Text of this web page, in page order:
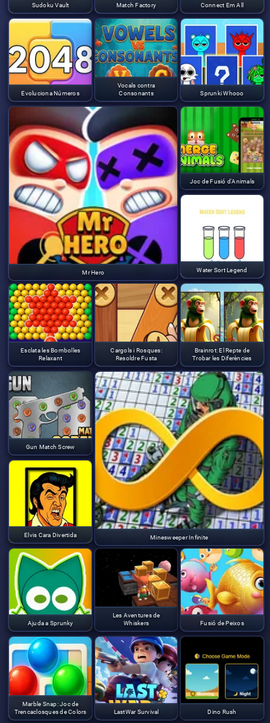
Sudoku Vault Match Factory Connect Em All
Evoluciona Números
Vocals contra
Consonants
Mr Hero
Sprunki Whooo
Joc de Fusió d'Animals
Water Sort Legend
Esclata les Bombolles
Relaxant
Cargols i Rosques:
Resoldre Fusta
Brainrot: El Repte de
Trobar les Diferències
Gun Match Screw
Minesweeper Infinite
Elvis Cara Divertida
Ajuda a Sprunky
Les Aventures de
Whiskers
Fusió de Peixos
Marble Snap: Joc de
Trencaclosques de Colors
LastWar Survival Dino Rush